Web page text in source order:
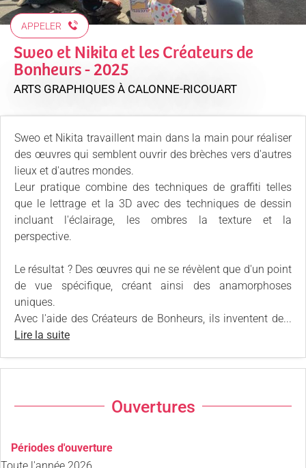
APPELER
Sweo et Nikita et les Créateurs de
Bonheurs - 2025
ARTS GRAPHIQUES À CALONNE-RICOUART
Sweo et Nikita travaillent main dans la main pour réaliser
des œuvres qui semblent ouvrir des brèches vers d'autres
lieux et d'autres mondes.
Leur pratique combine des techniques de graffiti telles
que le lettrage et la 3D avec des techniques de dessin
incluant l'éclairage, les ombres la texture et la
perspective.
Le résultat ? Des œuvres qui ne se révèlent que d'un point
de vue spécifique, créant ainsi des anamorphoses
uniques.
Avec l'aide des Créateurs de Bonheurs, ils inventent de...
Lire la suite
Ouvertures
Périodes d'ouverture
Toute l'année 2026